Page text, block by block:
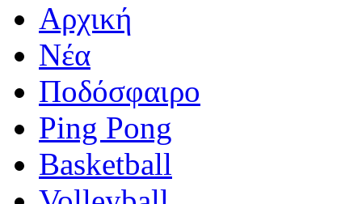
Αρχική
Νέα
Ποδόσφαιρο
Ping Pong
Basketball